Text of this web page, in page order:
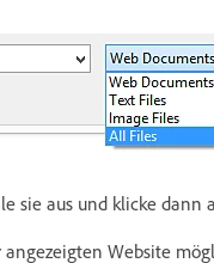
sie aus und klicke dann
Website